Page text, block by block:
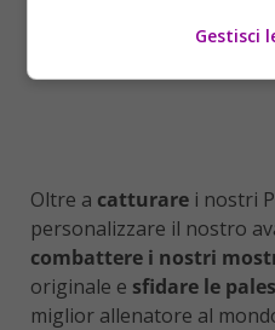
Oltre a catturare i nostri
personalizzare il nostro
combattere i nostri
originale e sfidare le
miglior allenatore al
Gestisci